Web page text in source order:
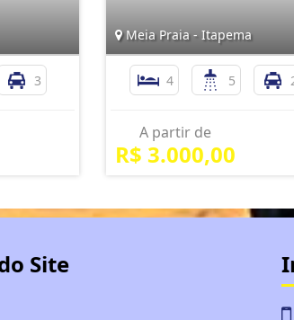
3
Meia Praia - Itapema
4 5
A partir de
R$ 3.000,00
Site